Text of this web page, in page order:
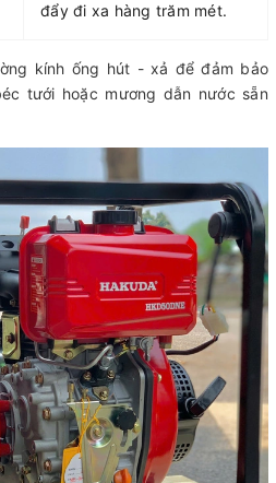
đẩy đi xa hàng trăm mét.
kính ống hút - xả để đảm bảo
tưới hoặc mương dẫn nước sẵn